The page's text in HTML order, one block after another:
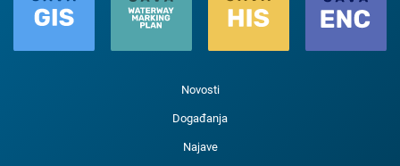
Novosti
Događanja
Najave